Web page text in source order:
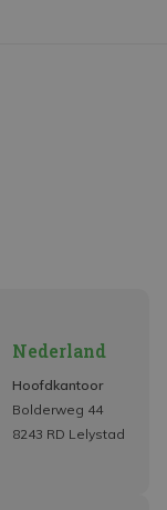
Nederland
Hoofdkantoor
Bolderweg 44
8243 RD Lelystad